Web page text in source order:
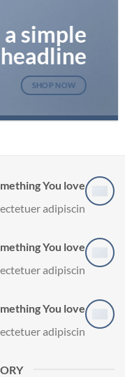
a simple
headline
SHOP NOW
You love
adipiscin.
You love
adipiscin.
You love
adipiscin.